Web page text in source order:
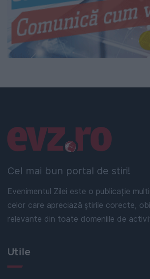
Cel mai bun portal de stiri!
Evenimentul Zilei este o publicație
celor care apreciază știrile corecte,
relevante din toate domeniile de
Linkuri utile
Utile